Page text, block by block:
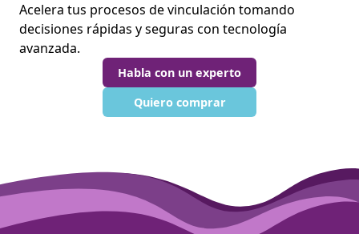
Acelera tus procesos de vinculación tomando
decisiones rápidas y seguras con tecnología
avanzada.
Habla con un experto
Quiero comprar